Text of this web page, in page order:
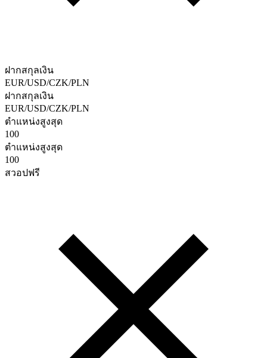
ฝากสกุลเงิน
EUR/USD/CZK/PLN
ฝากสกุลเงิน
EUR/USD/CZK/PLN
ตําแหน่งสูงสุด
100
ตําแหน่งสูงสุด
100
สวอปฟรี